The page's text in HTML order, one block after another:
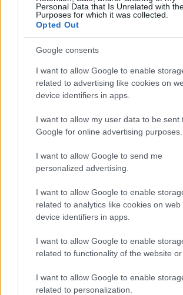
Personal Data that Is Unrelated with
Purposes for which it was collected.
Opted Out
Google consents
I want to allow Google to enable
related to advertising like cookies on
device identifiers in apps.
I want to allow my user data to be sent
Google for online advertising purposes.
I want to allow Google to send me
personalized advertising.
I want to allow Google to enable
related to analytics like cookies on web
device identifiers in apps.
I want to allow Google to enable
related to functionality of the website or
I want to allow Google to enable
related to personalization.
Lengyelország
Kapunk egy morzsányit a lengyel
remek rock-zenekar, a Mitch&Mitch,
mindenekelőtt jön mindenféle
játszó bohóccsapat (Teatr Na
nevettető társulat (Winegret Group),
bábokkal színpadra álmodó,
Quijote-t a sátrába idéző kisszínház
és lesz két izgalmas magyar előadás,
szerzők tollából: A mi osztályunk és A